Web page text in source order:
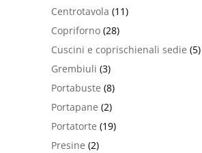
Centrotavola (11)
Copriforno (28)
Cuscini e coprischienali sedie (5)
Grembiuli (3)
Portabuste (8)
Portapane (2)
Portatorte (19)
Presine (2)